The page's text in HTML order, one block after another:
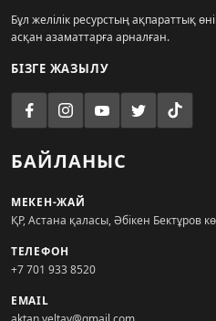
Бұл желілік ресурстың ақпараттық
асқан азаматтарға арналған.
БІЗГЕ ЖАЗЫЛУ
БАЙЛАНЫС
МЕКЕН-ЖАЙ
ҚР, Астана қаласы, Әбікен Бектұров
ТЕЛЕФОН
+7 701 933 8520
EMAIL